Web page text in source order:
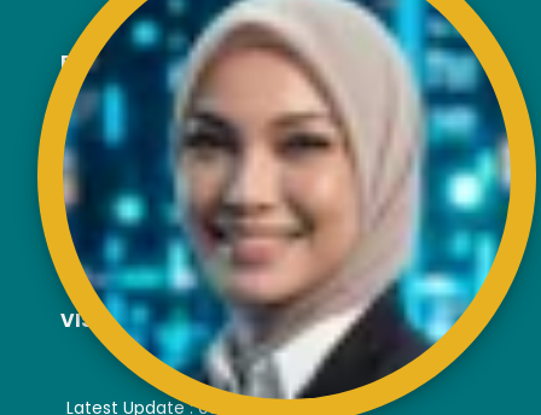
EXTERNAL LINK
Disclaimer
Privacy and Security Policy
FAQs
Helps & Support
Sitemap
VISITORS COUNTER
Latest Update : 05-August-2026.